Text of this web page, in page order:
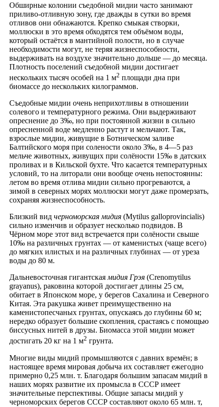
Обширные колонии съедобной мидии часто занимают
приливо-отливную зону, где дважды в сутки во время
отливов они обнажаются. Крепко смыкая створки,
моллюски в это время обходятся тем объёмом воды,
который остаётся в мантийной полости, но в случае
необходимости могут, не теряя жизнеспособности,
выдерживать на воздухе значительно дольше — до месяца.
Плотность поселений съедобной мидии достигает
нескольких тысяч особей на 1 м2 площади дна при
биомассе до нескольких килограммов.
Съедобные мидии очень неприхотливы в отношении
солевого и температурного режима. Они выдерживают
опреснение до 3‰, но при постоянной жизни в сильно
опресненной воде медленно растут и мельчают. Так,
взрослые мидии, живущие в Ботническом заливе
Балтийского моря при солености около 3‰, в 4—5 раз
мельче животных, живущих при солёности 15‰ в датских
проливах и в Кильской бухте. Что касается температурных
условий, то на литорали они вообще очень непостоянны:
летом во время отлива мидии сильно прогреваются, а
зимой в северных морях моллюски могут даже промерзать,
сохраняя жизнеспособность.
Близкий вид черноморская мидия (Mytilus galloprovincialis)
сильно изменчив и образует несколько подвидов. В
Чёрном море этот вид встречается при солёности свыше
10‰ на различных грунтах — от каменистых (чаще всего)
до мягких илистых и на различных глубинах — от уреза
воды до 80 м.
Дальневосточная гигантская мидия Грэя (Сrеnomytilus
grayanus), раковина которой достигает длины 25 см,
обитает в Японском море, у берегов Сахалина и Северного
Китая. Эта ракушка живет преимущественно на
каменистопесчаных грунтах, опускаясь до глубины 60 м;
нередко образует большие скопления, срастаясь с помощью
биссусных нитей в друзы. Биомасса этой мидии может
достигать 20 кг на 1 м2 грунта.
Многие виды мидий промышляются с давних времён; в
настоящее время мировая добыча их составляет ежегодно
примерно 0,25 млн. т. Благодаря большим запасам мидий в
наших морях развитие их промысла в СССР имеет
значительные перспективы. Общие запасы мидий у
черноморских берегов СССР составляют около 65 млн. т,